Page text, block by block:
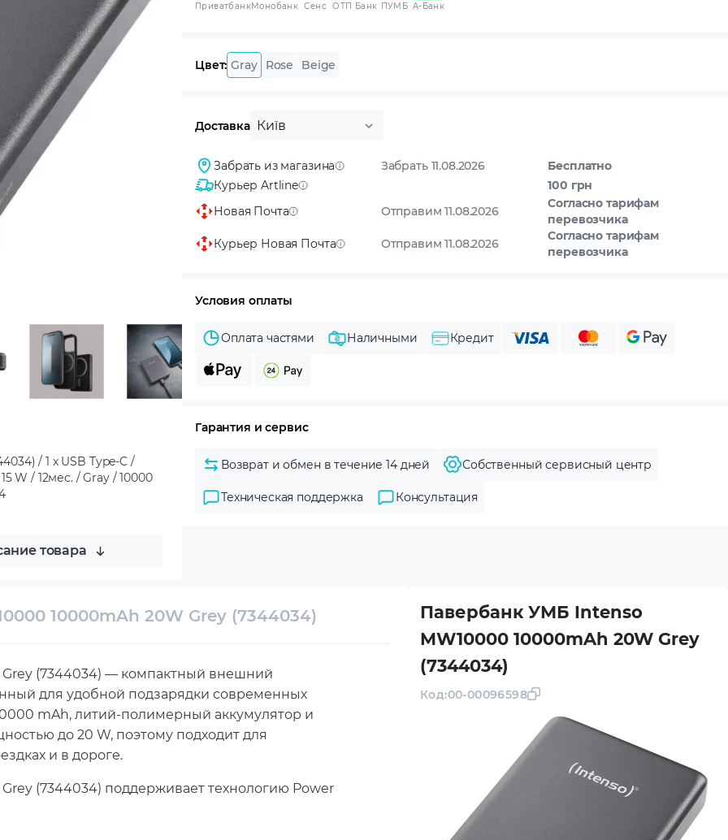
/ 1 x USB Type-C /
W / 12мес. / Gray / 10000
товара
ПриватбанкМонобанк Сенс ОТП Банк ПУМБ A-Банк
Цвет: Gray Rose Beige
Доставка Київ
Забрать из магазина Забрать 11.08.2026
Бесплатно
Курьер Artline
100 грн
Новая Почта
Отправим 11.08.2026
Согласно тарифам
перевозчика
Курьер Новая Почта
Отправим 11.08.2026
Согласно тарифам
перевозчика
Условия оплаты
Оплата частями Наличными Кредит
Гарантия и сервис
Возврат и обмен в течение 14 дней Собственный сервисный центр
Техническая поддержка Консультация
10000mAh 20W Grey (7344034)
(7344034) — компактный внешний
для удобной подзарядки современных
mAh, литий-полимерный аккумулятор и
до 20 W, поэтому подходит для
и в дороге.
(7344034) поддерживает технологию Power
Павербанк УМБ Intenso
MW10000 10000mAh 20W Grey
(7344034)
Код:00-00096598